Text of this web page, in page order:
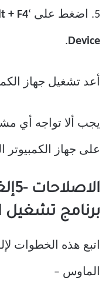
5. اضغط على ‘ + F4
Device
.
أعد تشغيل جهاز
على جهاز
برنامج
اتبع هذه الخطوات
الماوس –